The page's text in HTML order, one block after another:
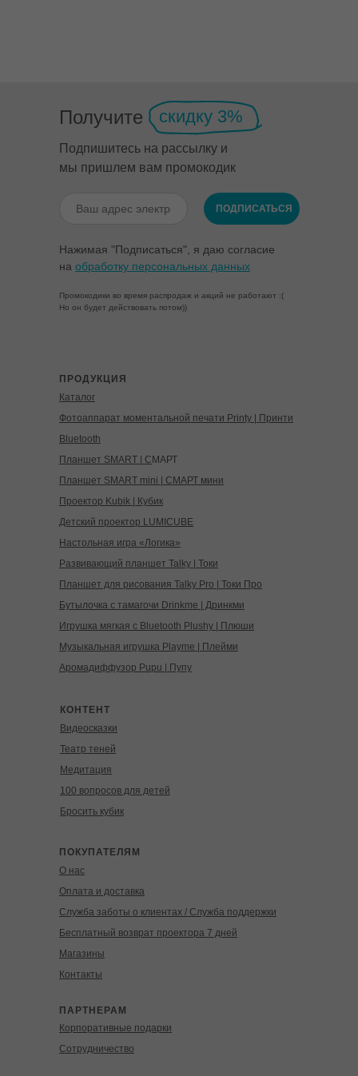
Получите
ПОДПИСАТЬСЯ
Подпишитесь на рассылку и
мы пришлем вам промокодик
Промокодики во время распродаж и акций не работают :(
Но он будет действовать потом))
скидку 3%
Нажимая "Подписаться", я даю согласие
на обработку персональных данных
ПРОДУКЦИЯ
Каталог
Фотоаппарат моментальной печати Printy | Принти
Bluetooth
Планшет SMART | СМАРТ
Планшет SMART mini | СМАРТ мини
Проектор Kubik | Кубик
Детский проектор LUMICUBE
Настольная игра «Логика»
Развивающий планшет Talky | Токи
Планшет для рисования Talky Pro | Токи Про
Бутылочка с тамагочи Drinkme | Дринкми
Игрушка мягкая с Bluetooth Plushy | Плюши
Музыкальная игрушка Playme | Плейми
Аромадиффузор Pupu | Пупу
КОНТЕНТ
Видеосказки
Театр теней
Медитация
100 вопросов для детей
Бросить кубик
ПАРТНЕРАМ
Корпоративные подарки
Сотрудничество
ПОКУПАТЕЛЯМ
О нас
Оплата и доставка
Служба заботы о клиентах / Служба поддержки
Бесплатный возврат проектора 7 дней
Магазины
Контакты